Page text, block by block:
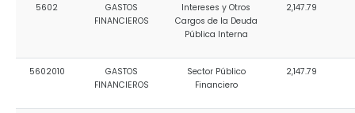
5602
GASTOS
FINANCIEROS
Intereses y Otros
Cargos de la Deuda
Pública Interna
2,147.79
5602010
GASTOS
FINANCIEROS
Sector Público
Financiero
2,147.79